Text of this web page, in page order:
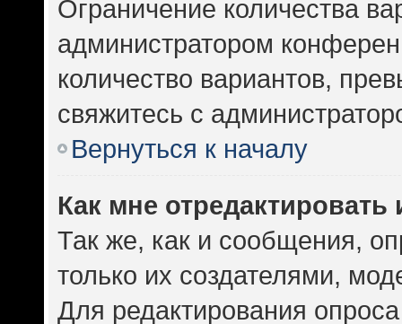
Ограничение количества
администратором
количество вариантов,
свяжитесь с
Вернуться к началу
Как мне
Так же, как и сообщения,
только их создателями,
Для редактирования